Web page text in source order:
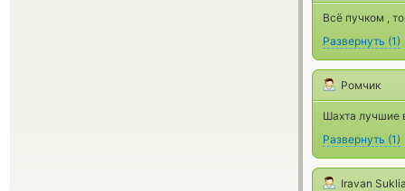
Всё пучком ,
Развернуть (1)
Ромчик
Шахта лучшие
Развернуть (1)
Iravan